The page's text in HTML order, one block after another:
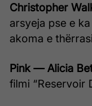
Christopher
arsyeja pse e
akoma e
Pink — Alicia
filmi “Reservoir